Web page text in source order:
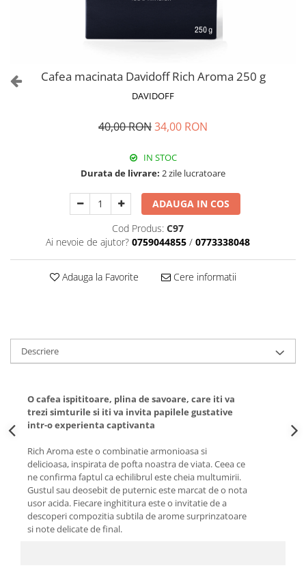
Cafea macinata Davidoff Rich Aroma 250 g
DAVIDOFF
40,00 RON34,00 RON
IN STOC
Durata de livrare: 2 zile lucratoare
ADAUGA IN COS
Cod Produs: C97
Ai nevoie de ajutor? 0759044855 / 0773338048
Adauga la Favorite Cere informatii
Descriere
O cafea ispititoare, plina de savoare, care iti va
trezi simturile si iti va invita papilele gustative
intr-o experienta captivanta
Rich Aroma este o combinatie armonioasa si
delicioasa, inspirata de pofta noastra de viata. Ceea ce
ne confirma faptul ca echilibrul este cheia multumirii.
Gustul sau deosebit de puternic este marcat de o nota
usor acida. Fiecare inghititura este o invitatie de a
descoperi compozitia subtila de arome surprinzatoare
si note delicate de final.